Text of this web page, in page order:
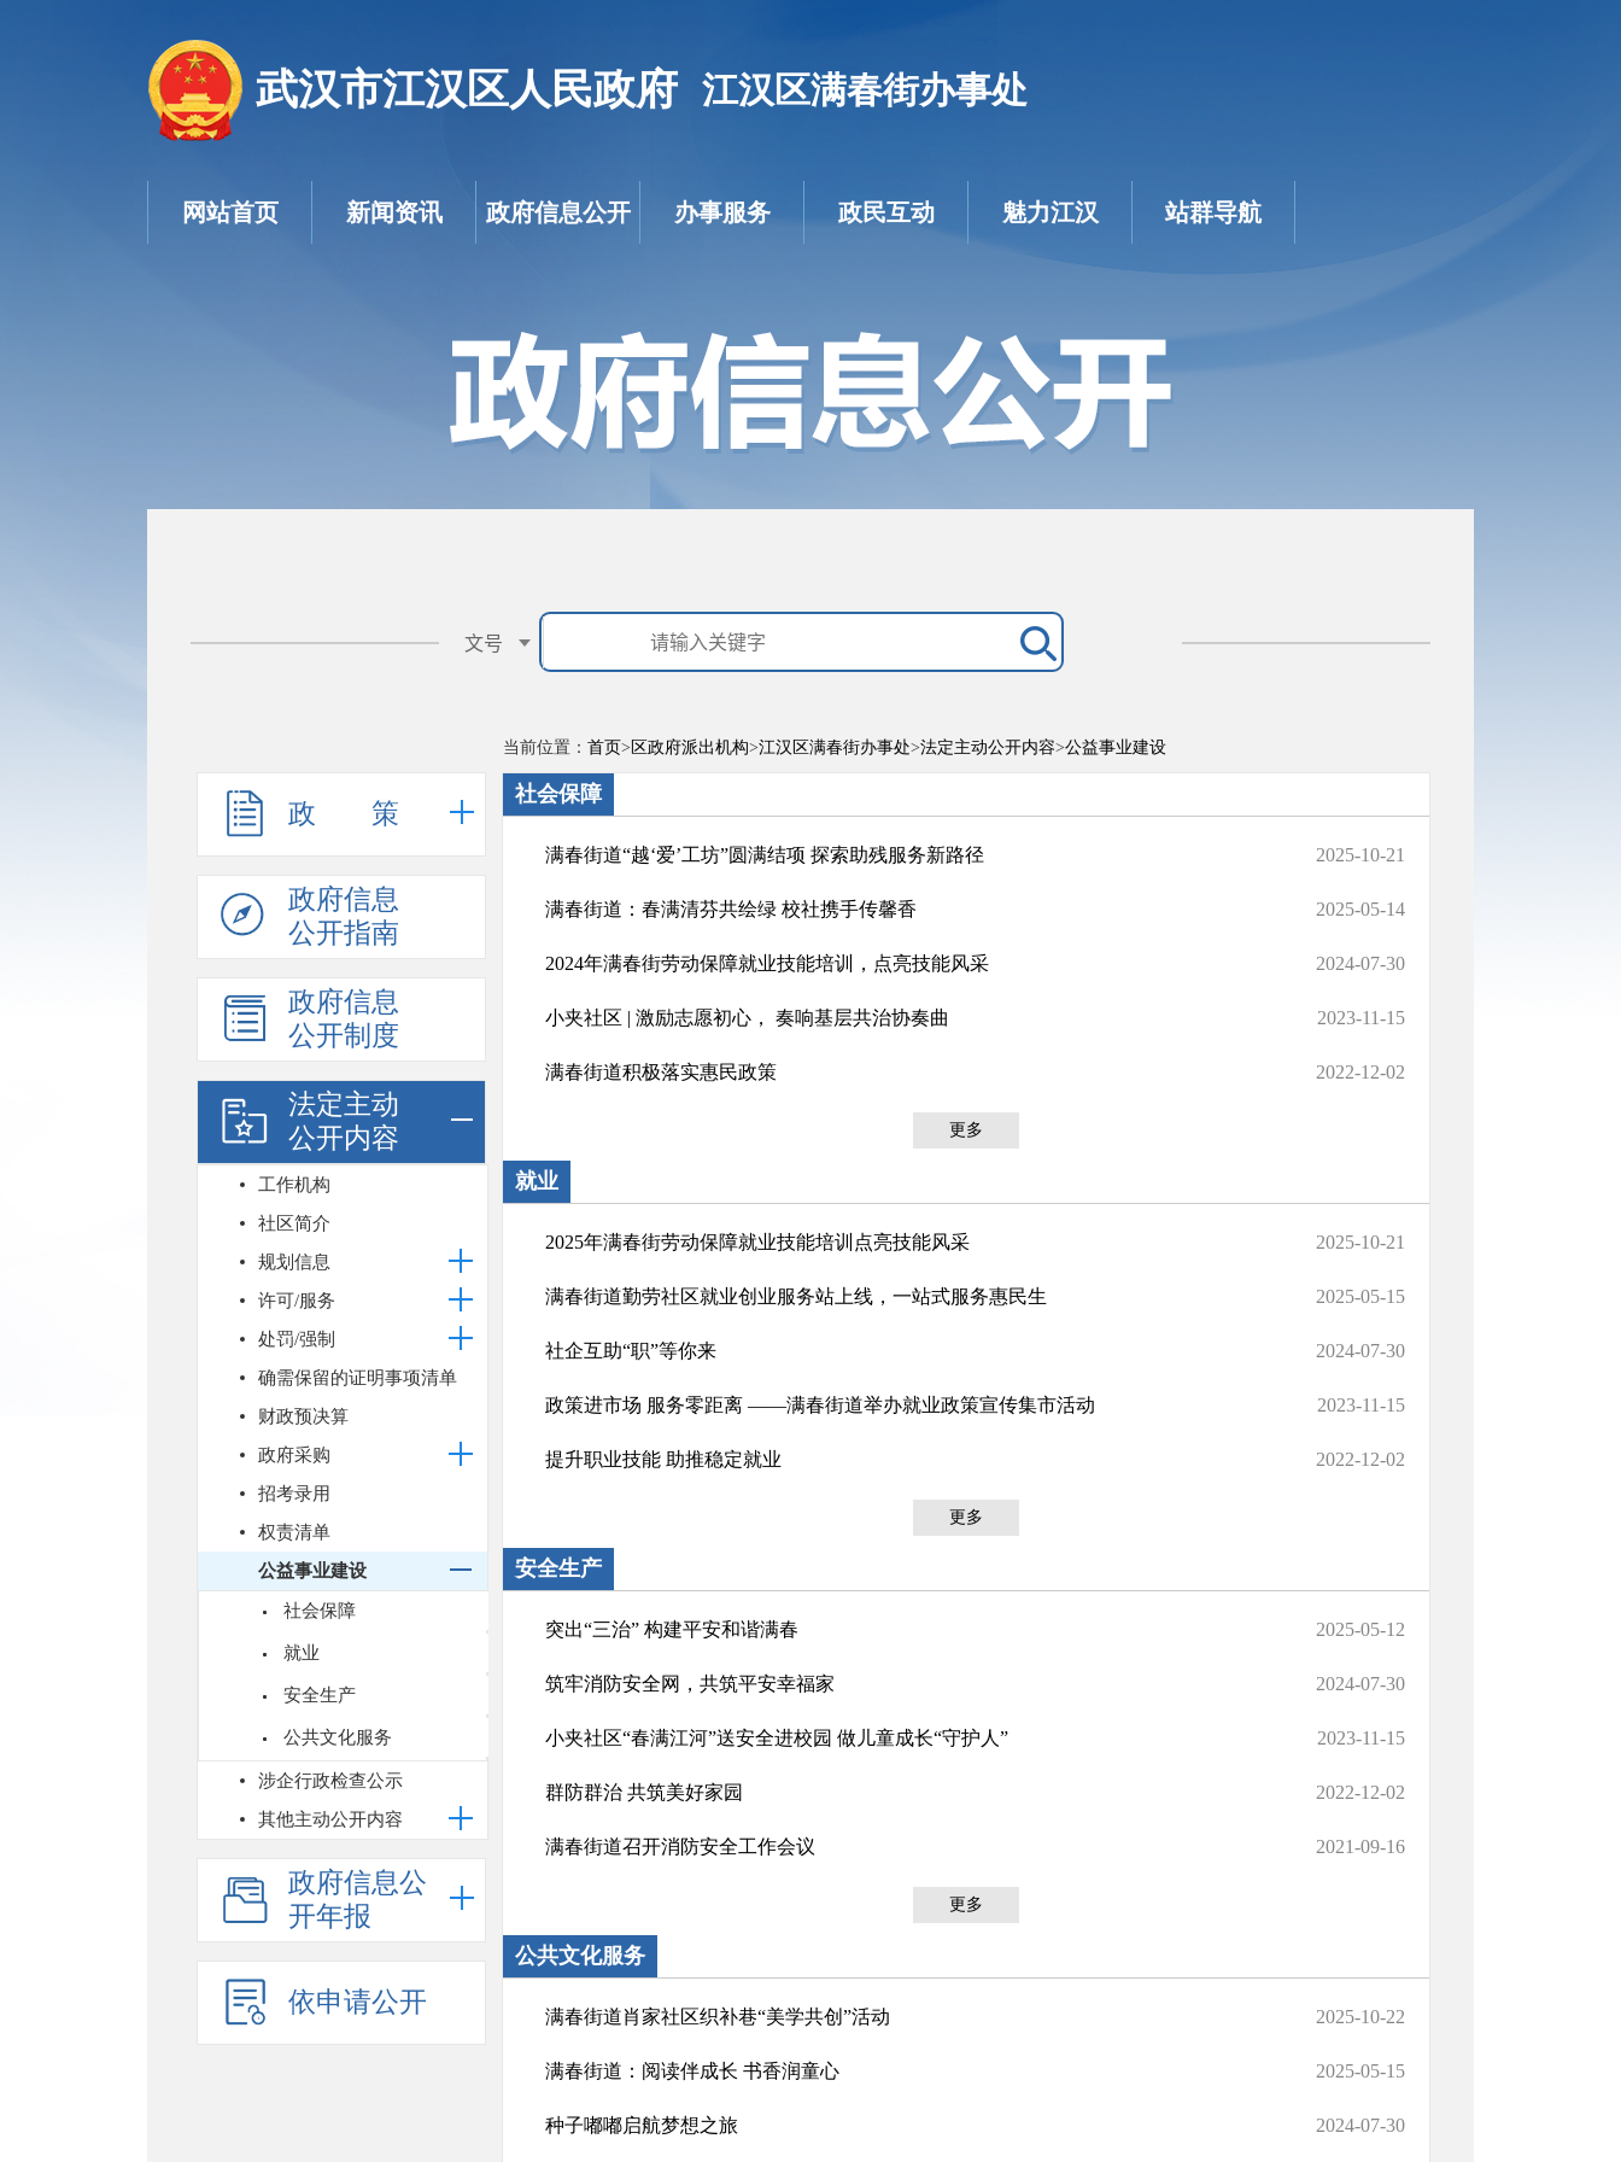
武汉市江汉区人民政府 江汉区满春街办事处
网站首页 新闻资讯 政府信息公开 办事服务 政民互动 魅力江汉 站群导航
政 策
政府信息
公开指南
政府信息
公开制度
法定主动
公开内容
工作机构
社区简介
规划信息
许可/服务
处罚/强制
确需保留的证明事项清单
财政预决算
政府采购
招考录用
权责清单
公益事业建设
社会保障
就业
安全生产
公共文化服务
涉企行政检查公示
其他主动公开内容
政府信息公
开年报
依申请公开
当前位置： 首页> 区政府派出机构>江汉区满春街办事处>法定主动公开内容>公益事业建设
社会保障
满春街道“越‘爱’工坊”圆满结项 探索助残服务新路径 2025-10-21
满春街道：春满清芬共绘绿 校社携手传馨香 2025-05-14
2024年满春街劳动保障就业技能培训，点亮技能风采 2024-07-30
小夹社区 | 激励志愿初心， 奏响基层共治协奏曲 2023-11-15
满春街道积极落实惠民政策 2022-12-02
更多
就业
2025年满春街劳动保障就业技能培训点亮技能风采 2025-10-21
满春街道勤劳社区就业创业服务站上线，一站式服务惠民生 2025-05-15
社企互助“职”等你来 2024-07-30
政策进市场 服务零距离 ——满春街道举办就业政策宣传集市活动 2023-11-15
提升职业技能 助推稳定就业 2022-12-02
更多
安全生产
突出“三治” 构建平安和谐满春 2025-05-12
筑牢消防安全网，共筑平安幸福家 2024-07-30
小夹社区“春满江河”送安全进校园 做儿童成长“守护人” 2023-11-15
群防群治 共筑美好家园 2022-12-02
满春街道召开消防安全工作会议 2021-09-16
更多
公共文化服务
满春街道肖家社区织补巷“美学共创”活动 2025-10-22
满春街道：阅读伴成长 书香润童心 2025-05-15
种子嘟嘟启航梦想之旅 2024-07-30